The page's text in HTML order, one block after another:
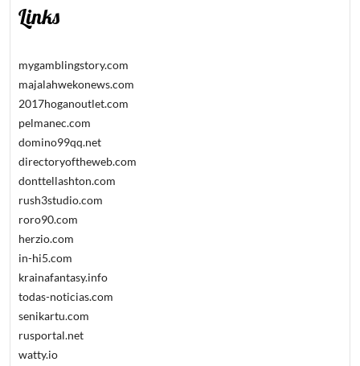
Links
mygamblingstory.com
majalahwekonews.com
2017hoganoutlet.com
pelmanec.com
domino99qq.net
directoryoftheweb.com
donttellashton.com
rush3studio.com
roro90.com
herzio.com
in-hi5.com
krainafantasy.info
todas-noticias.com
senikartu.com
rusportal.net
watty.io